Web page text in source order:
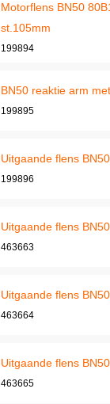
Motorflens BN50
st.105mm
199894
BN50 reaktie arm
199895
Uitgaande flens
199896
Uitgaande flens
463663
Uitgaande flens
463664
Uitgaande flens
463665